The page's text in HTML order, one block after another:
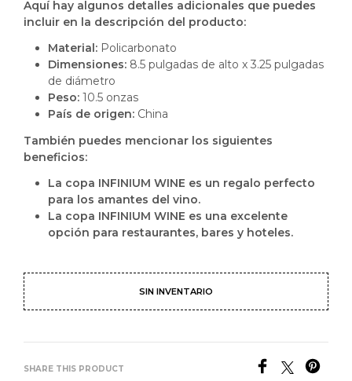
Aquí hay algunos detalles adicionales que puedes
incluir en la descripción del producto:
Material:Policarbonato
Dimensiones:8.5 pulgadas de alto x 3.25 pulgadas
de diámetro
Peso:10.5 onzas
País de origen:China
También puedes mencionar los siguientes
beneficios:
La copa INFINIUM WINE es un regalo perfecto
para los amantes del vino.
La copa INFINIUM WINE es una excelente
opción para restaurantes, bares y hoteles.
SIN INVENTARIO
SHARE THIS PRODUCT